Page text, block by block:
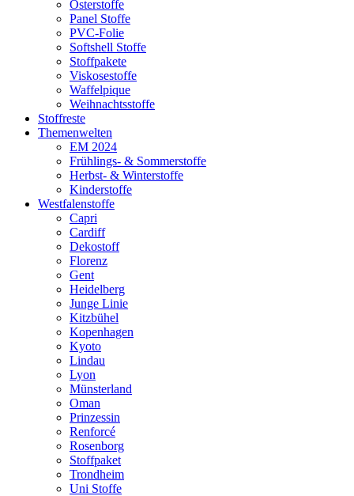
Osterstoffe
Panel Stoffe
PVC-Folie
Softshell Stoffe
Stoffpakete
Viskosestoffe
Waffelpique
Weihnachtsstoffe
Stoffreste
Themenwelten
EM 2024
Frühlings- & Sommerstoffe
Herbst- & Winterstoffe
Kinderstoffe
Westfalenstoffe
Capri
Cardiff
Dekostoff
Florenz
Gent
Heidelberg
Junge Linie
Kitzbühel
Kopenhagen
Kyoto
Lindau
Lyon
Münsterland
Oman
Prinzessin
Renforcé
Rosenborg
Stoffpaket
Trondheim
Uni Stoffe